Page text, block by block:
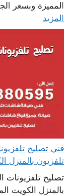
المميزة وبسعر
المزيد
تلفزيون بالمنزل
تصليح
بالمنزل الكويت